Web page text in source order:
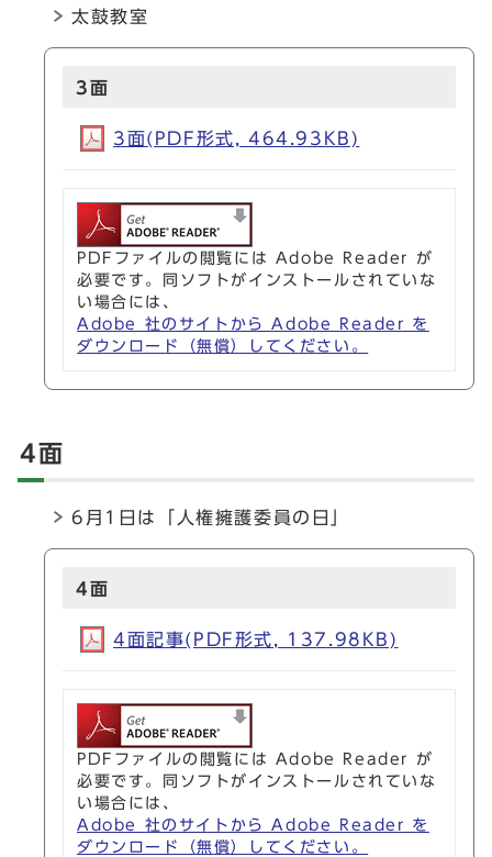
太鼓教室
3面
3面(PDF形式, 464.93KB)
PDFファイルの閲覧には Adobe Reader が
必要です。同ソフトがインストールされていな
い場合には、
Adobe 社のサイトから Adobe Reader を
ダウンロード（無償）してください。
4面
6月1日は「人権擁護委員の日」
4面
4面記事(PDF形式, 137.98KB)
PDFファイルの閲覧には Adobe Reader が
必要です。同ソフトがインストールされていな
い場合には、
Adobe 社のサイトから Adobe Reader を
ダウンロード（無償）してください。